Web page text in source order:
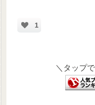
1
＼タップ